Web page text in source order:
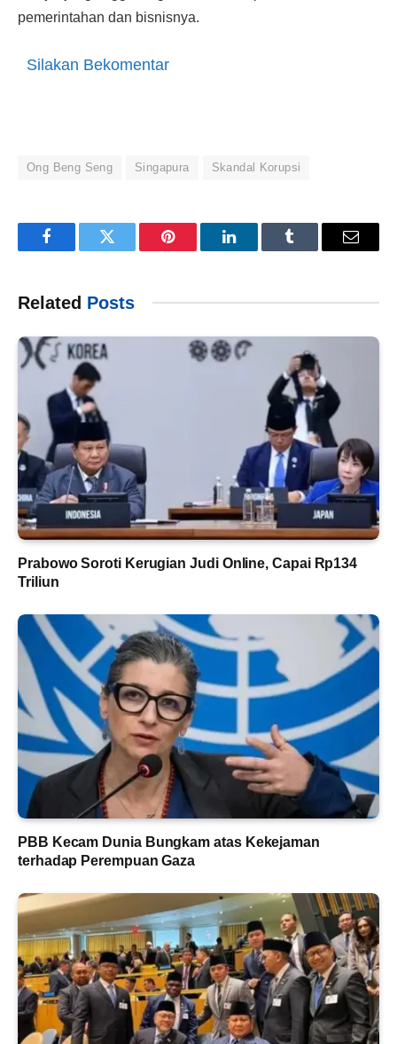
pemerintahan dan bisnisnya.
Silakan Bekomentar
Ong Beng Seng Singapura Skandal Korupsi
FacebookTwitter Pinterest LinkedInTumblr Email
Related Posts
Prabowo Soroti Kerugian Judi Online, Capai Rp134
Triliun
PBB Kecam Dunia Bungkam atas Kekejaman
terhadap Perempuan Gaza